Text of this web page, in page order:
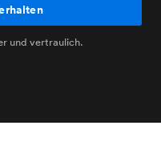
und vertraulich.